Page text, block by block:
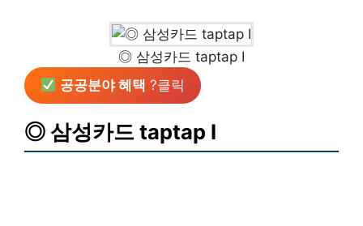
◎ 삼성카드 taptap I
공공분야 혜택 ?클릭
◎ 삼성카드 taptap I